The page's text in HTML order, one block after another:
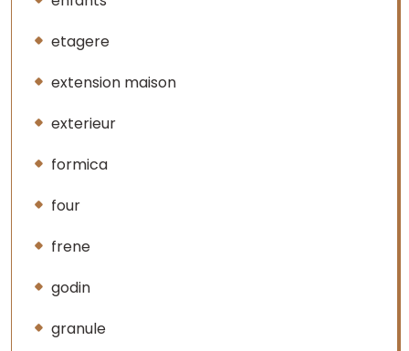
etagere
extension maison
exterieur
formica
four
frene
godin
granule